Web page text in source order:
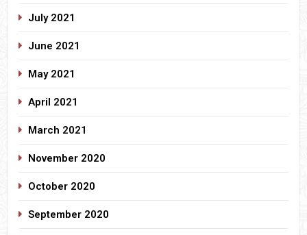
July 2021
June 2021
May 2021
April 2021
March 2021
November 2020
October 2020
September 2020